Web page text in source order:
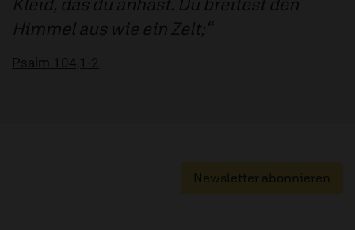
Himmel aus wie ein Zelt;
Psalm 104,1-2
Newsletter abonnieren